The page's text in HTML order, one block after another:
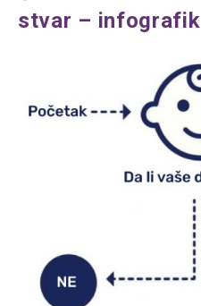
stvar – infografik